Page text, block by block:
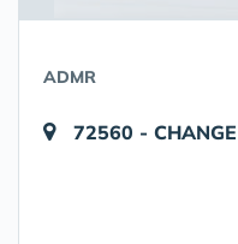
ADMR
72560 - CHANGE